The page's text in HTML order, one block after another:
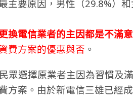
主要原因，男性（29.8%）
換電信業者的主因都是不滿
費方案的優惠與否 。
眾選擇原業者主因為習慣及
方案。由於新電信三雄已經